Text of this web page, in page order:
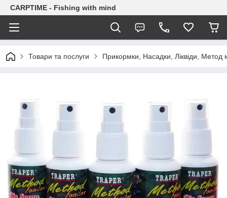
CARPTIME - Fishing with mind
Товари та послуги Прикормки, Насадки, Ліквіди, Метод